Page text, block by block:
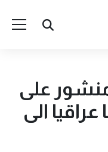
على
الى